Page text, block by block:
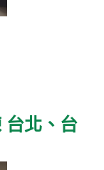
台北、台